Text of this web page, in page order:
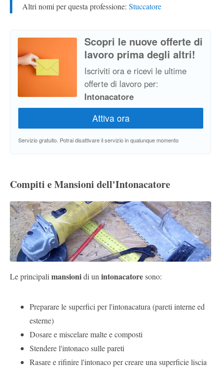
Altri nomi per questa professione: Stuccatore
Scopri le nuove offerte di
lavoro prima degli altri!
Iscriviti ora e ricevi le ultime
offerte di lavoro per:
Intonacatore
Servizio gratuito. Potrai disattivare il servizio in qualunque momento
Compiti e Mansioni dell'Intonacatore
Le principali mansionidi un intonacatoresono:
Preparare le superfici per l'intonacatura (pareti interne ed
esterne)
Dosare e miscelare malte e composti
Stendere l'intonaco sulle pareti
Rasare e rifinire l'intonaco per creare una superficie liscia